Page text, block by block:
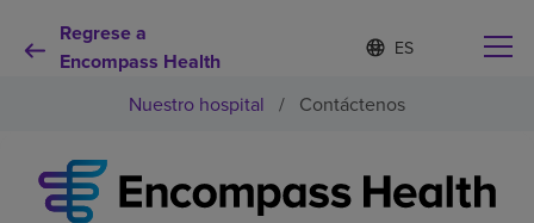
Regrese a
Encompass Health
Lista
de
contraída
d
o
s
e
Por qué debe elegirnos
Nuestro hospital / Contáctenos